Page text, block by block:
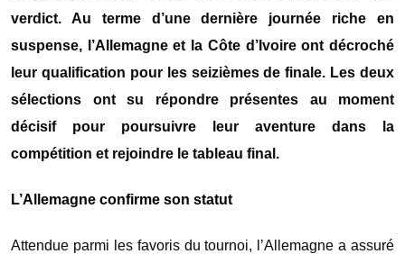
verdict. Au terme d’une dernière journée riche en
suspense, l’Allemagneet la Côte d’Ivoireont décroché
leur qualification pour les seizièmes de finale. Les deux
sélections ont su répondre présentes au moment
décisif pour poursuivre leur aventure dans la
compétition et rejoindre le tableau final.
L’Allemagne confirme son statut
Attendue parmi les favoris du tournoi, l’Allemagne a assuré